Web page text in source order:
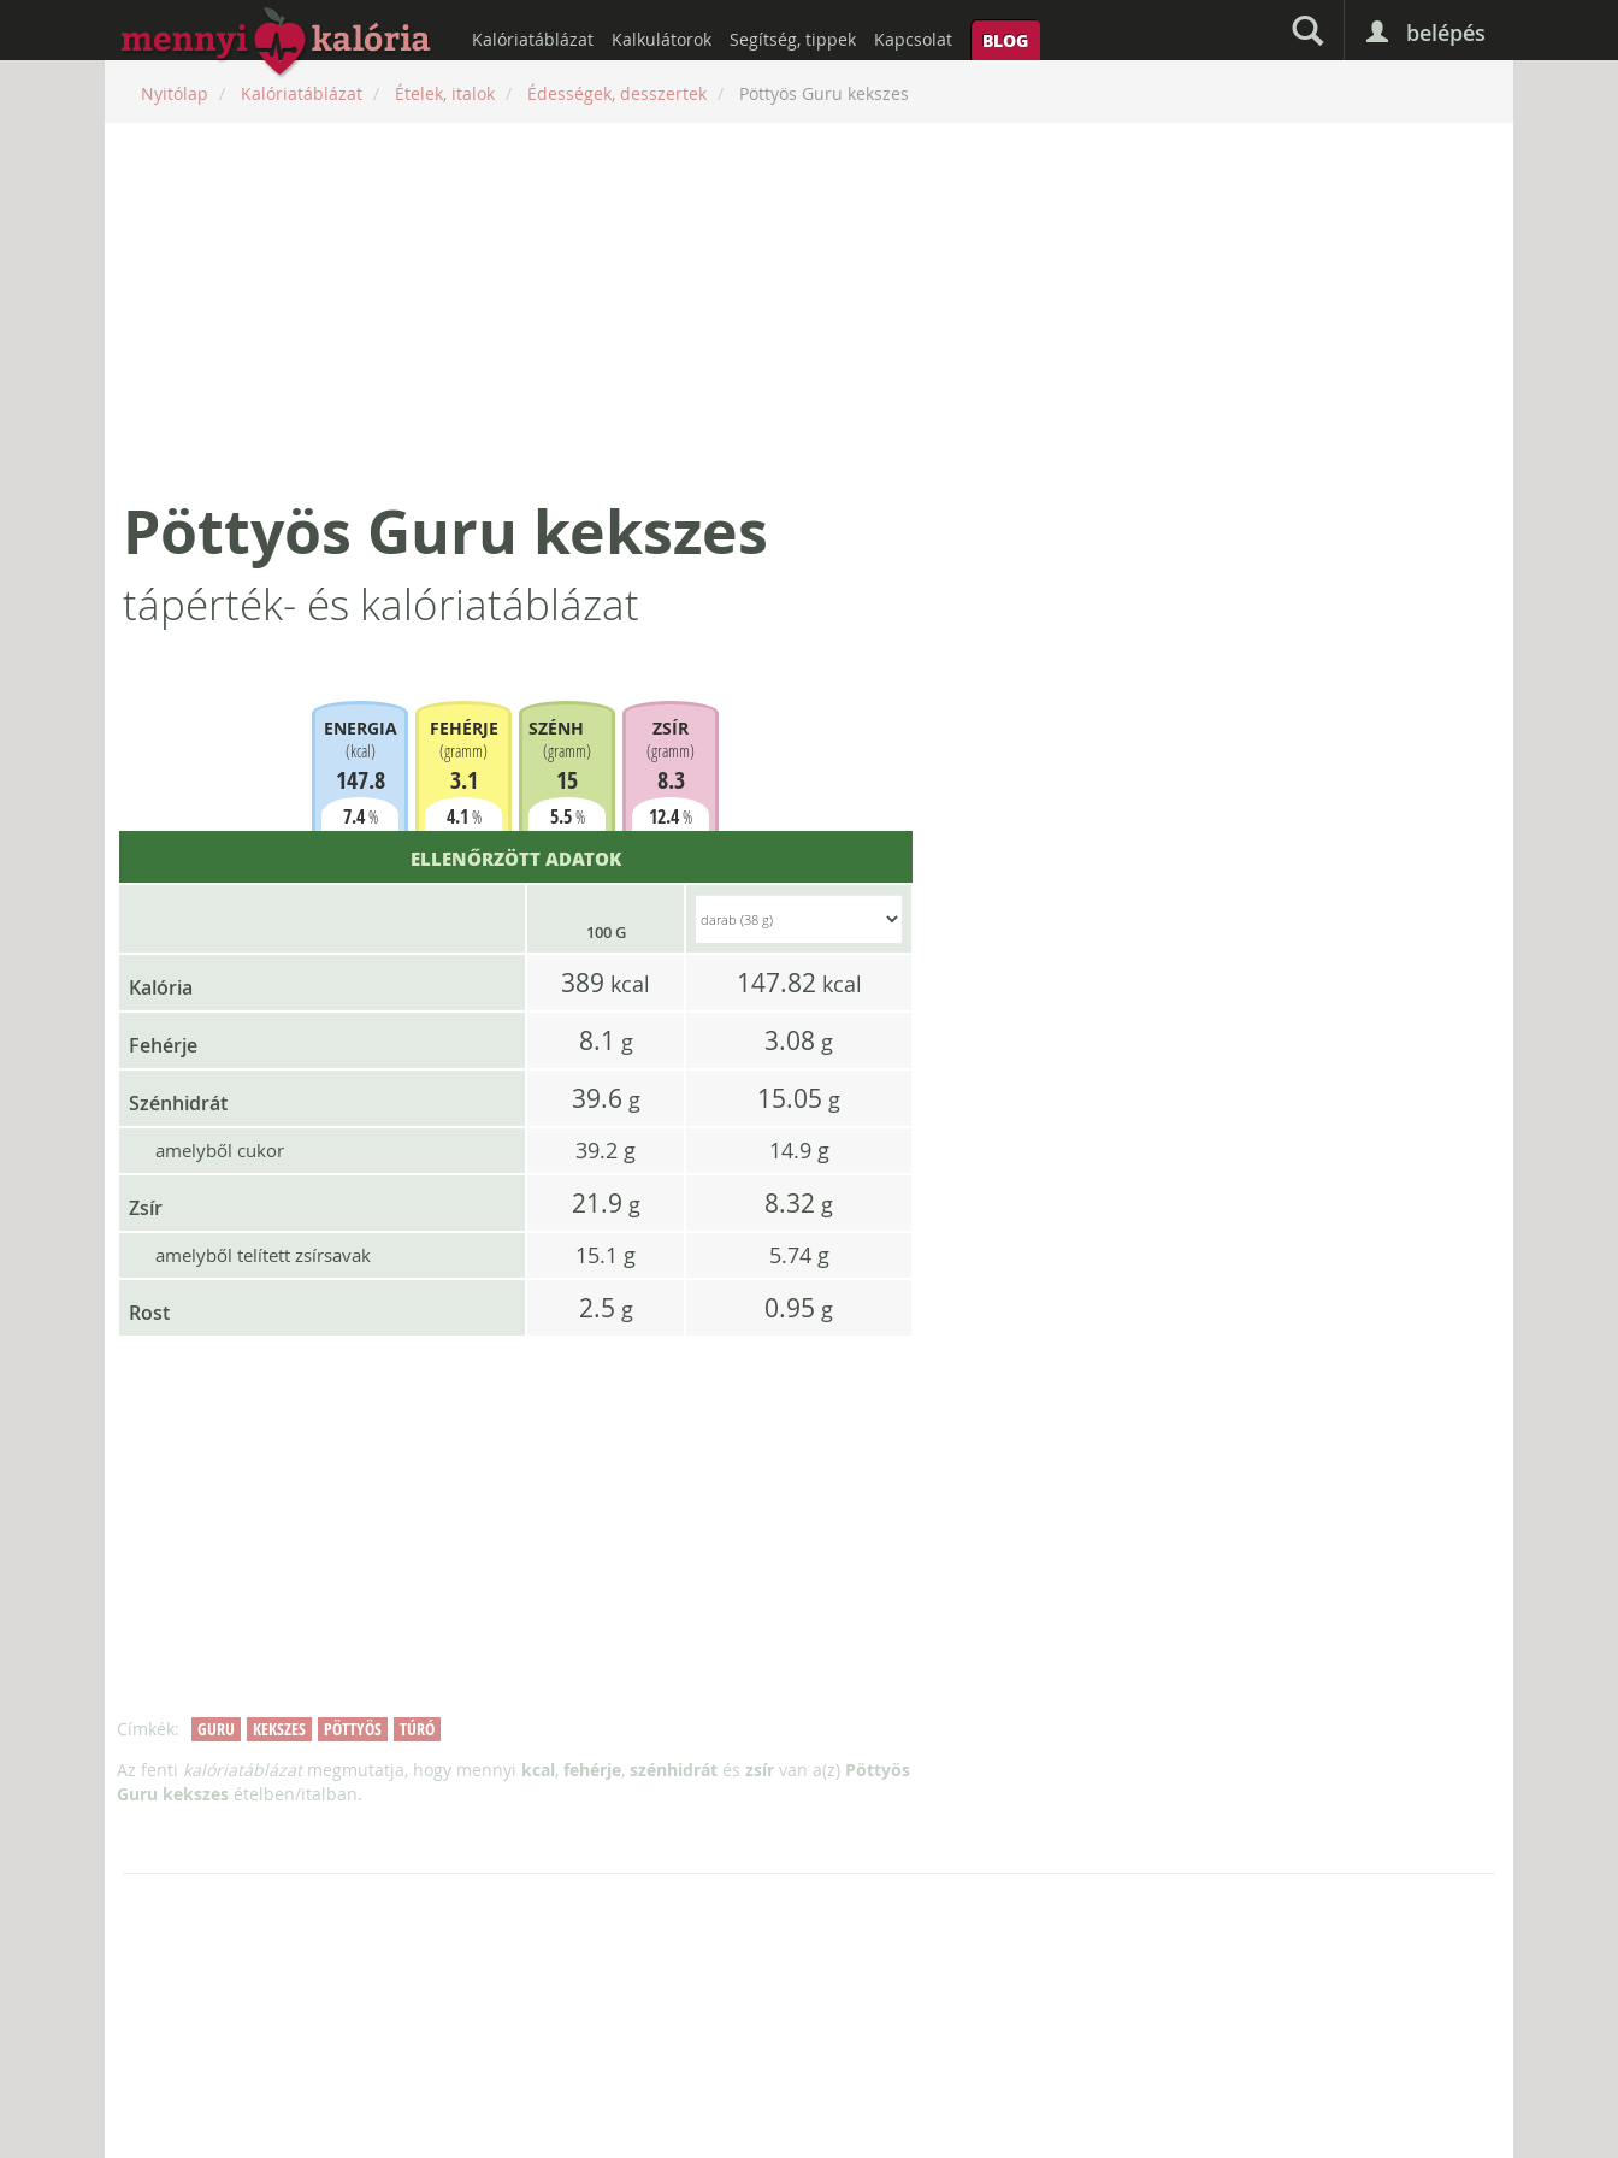
belépés
Kalóriatáblázat Kalkulátorok Segítség, tippek Kapcsolat BLOG
Nyitólap Kalóriatáblázat Ételek, italok Édességek, desszertek Pöttyös Guru kekszes
Pöttyös Guru kekszes
tápérték- és kalóriatáblázat
ENERGIA
(kcal)
147.8
7.4%
FEHÉRJE
(gramm)
3.1
4.1 %
SZÉNHIDRÁT
(gramm)
15
5.5%
ZSÍR
(gramm)
8.3
12.4%
ELLENŐRZÖTT ADATOK
100 G
Kalória 389 kcal 147.82 kcal
Fehérje 8.1 g 3.08 g
Szénhidrát 39.6 g 15.05 g
amelyből cukor 39.2 g 14.9 g
Zsír 21.9 g 8.32 g
amelyből telített zsírsavak 15.1 g 5.74 g
Rost 2.5 g 0.95 g
Címkék: GURU KEKSZES PÖTTYÖS
TÚRÓ
Az fenti kalóriatáblázatmegmutatja, hogy mennyi kcal, fehérje, szénhidrát és zsír van a(z) Pöttyös
Guru kekszes ételben/italban.